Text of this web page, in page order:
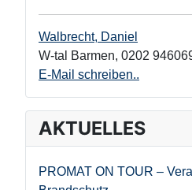
Walbrecht, Daniel
W-tal Barmen, 0202
E-Mail schreiben..
AKTUELLES
PROMAT ON TOUR –